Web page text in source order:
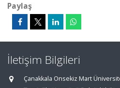
Paylaş
İletişim Bilgileri
Çanakkala Onsekiz Mart